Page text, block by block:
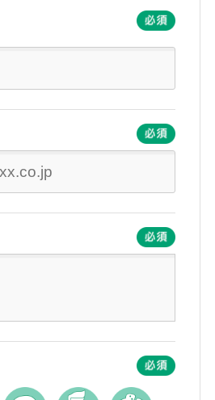
飼育のミスではありません。秋の終わり
の葉の栄養価や堅さなど、餌としての質
虫は、発育に時間がかかるのは自然なこ
休眠について
ぽくなることが多いのですが、緑色の蛹
合もあります。蛹の色（緑か茶色か）は、
けたアドバイス
（日没から日の出まで）は完全に暗くな
何か遮蔽物を使って、遮光すると安全か
以降に外へ出す際は、直射日光の影響を